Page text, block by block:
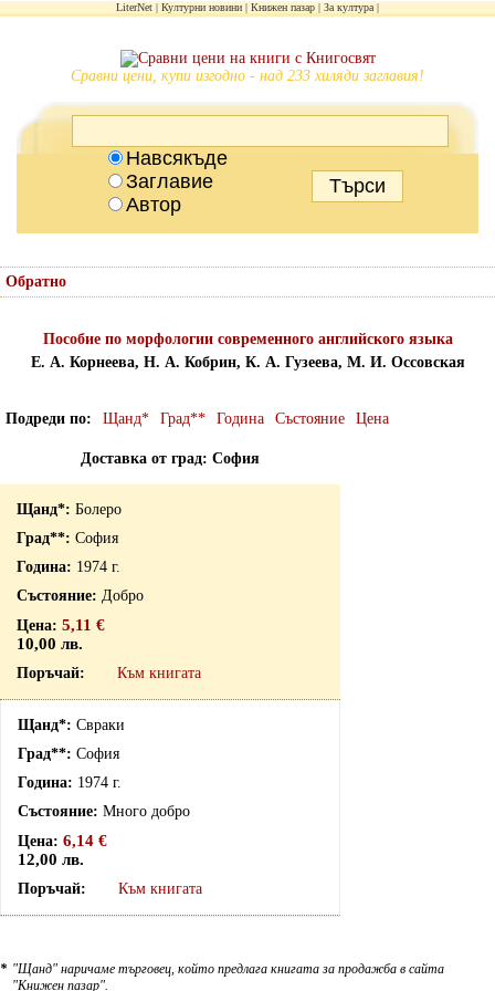
LiterNet Културни новини Книжен пазар За култура
Сравни цени, купи изгодно - над 233 хиляди заглавия!
Навсякъде
Заглавие
Автор
Обратно
Пособие по морфологии современного английского языка
Е. А. Корнеева, Н. А. Кобрин, К. А. Гузеева, М. И. Оссовская
Подреди по Щанд* Град** Година Състояние Цена
Доставка от град: София
Болеро
София
1974 г.
Добро
5,11 €
10,00 лв.
Към книгата
Свраки
София
1974 г.
Много добро
6,14 €
12,00 лв.
Към книгата
* "Щанд" наричаме търговец, който предлага книгата за продажба в сайта
"Книжен пазар".